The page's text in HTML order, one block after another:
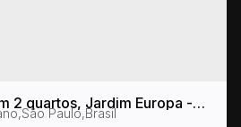
2 quartos, Jardim Europa -
Suzano
,São Paulo,Brasil